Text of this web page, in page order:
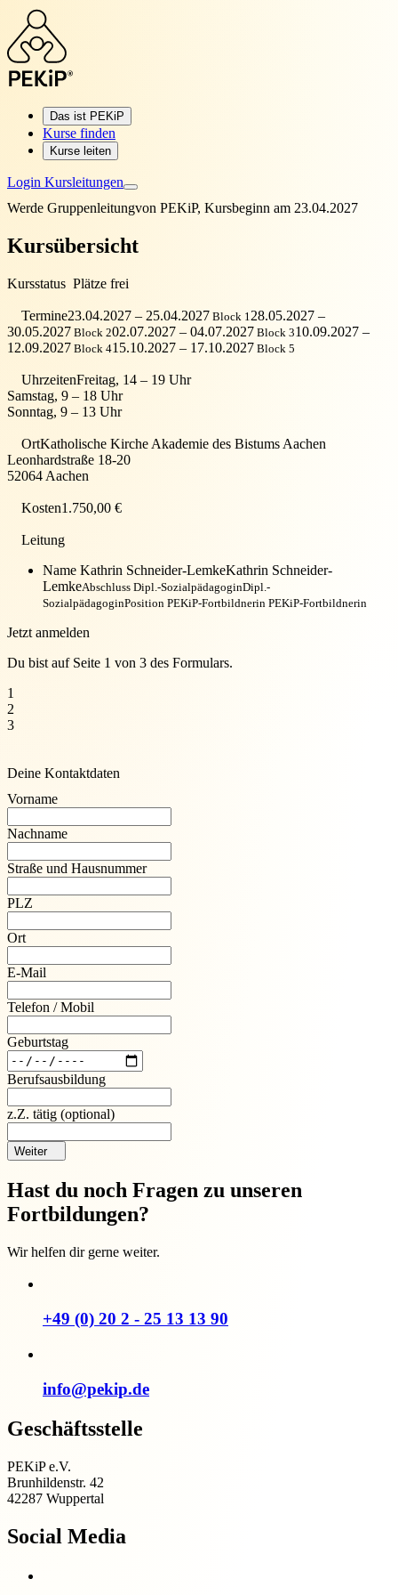
Das ist PEKiP
Kurse finden
Kurse leiten
Login Kursleitungen
Werde Gruppenleitungvon PEKiP, Kursbeginn am 23.04.2027
Kursübersicht
Kursstatus Plätze frei
Termine23.04.2027 – 25.04.2027 Block 1 28.05.2027 –
30.05.2027 Block 202.07.2027 – 04.07.2027 Block 310.09.2027 –
12.09.2027 Block 415.10.2027 – 17.10.2027 Block 5
UhrzeitenFreitag, 14 – 19 Uhr
Samstag, 9 – 18 Uhr
Sonntag, 9 – 13 Uhr
OrtKatholische Kirche Akademie des Bistums Aachen
Leonhardstraße 18-20
52064 Aachen
Kosten1.750,00 €
Leitung
Name Kathrin Schneider-LemkeKathrin Schneider-
LemkeAbschluss Dipl.-SozialpädagoginDipl.-
SozialpädagoginPosition PEKiP-Fortbildnerin PEKiP-Fortbildnerin
Jetzt anmelden
Du bist auf Seite 1 von 3 des Formulars.
1
2
3
Deine Kontaktdaten
Vorname
Nachname
Straße und Hausnummer
PLZ
Ort
E-Mail
Telefon / Mobil
Geburtstag
Berufsausbildung
z.Z. tätig (optional)
Weiter
Hast du noch Fragen zu unseren
Fortbildungen?
Wir helfen dir gerne weiter.
+49 (0) 20 2 - 25 13 13 90
info@pekip.de
Geschäftsstelle
PEKiP e.V.
Brunhildenstr. 42
42287 Wuppertal
Social Media